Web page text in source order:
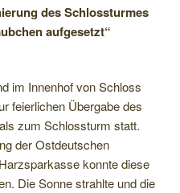
des Schlossturmes
aufgesetzt“
im Innenhof von Schloss
feierlichen Übergabe des
zum Schlossturm statt.
der Ostdeutschen
konnte diese
Die Sonne strahlte und die